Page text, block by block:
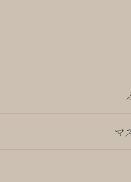
マ